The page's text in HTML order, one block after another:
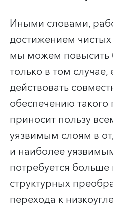
Иными словами,
достижением
мы можем повысить
только в том
действовать
обеспечению
приносит пользу
уязвимым слоям в
и наиболее
потребуется
структурных
перехода к